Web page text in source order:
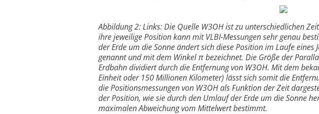
Abbildung 2: Links: Die Quelle W3OH ist zu unterschiedlichen
ihre jeweilige Position kann mit VLBI-Messungen sehr genau
der Erde um die Sonne ändert sich diese Position im Laufe
genannt und mit dem Winkel π bezeichnet. Die Größe der
Erdbahn dividiert durch die Entfernung von W3OH. Mit dem
Einheit oder 150 Millionen Kilometer) lässt sich somit die
die Positionsmessungen von W3OH als Funktion der Zeit
der Position, wie sie durch den Umlauf der Erde um die Sonne
maximalen Abweichung vom Mittelwert bestimmt.